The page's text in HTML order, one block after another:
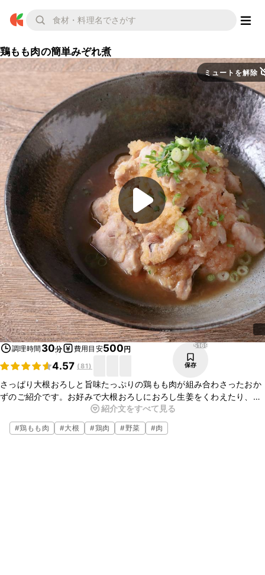
鶏もも肉の簡単みぞれ煮
ミュートを解除
調理時間 30分 費用目安500円
4.57 (81)
5169
保存
さっぱり大根おろしと旨味たっぷりの鶏もも肉が組み合わさったおか
ずのご紹介です。お好みで大根おろしにおろし生姜をくわえたり、小
ねぎの代わりに大葉をのせても美味しいです。フライパン一つで簡単
に出来上がるので、ぜひお試しください。
紹介文をすべて見る
#鶏もも肉 #大根 #鶏肉 #野菜 #肉